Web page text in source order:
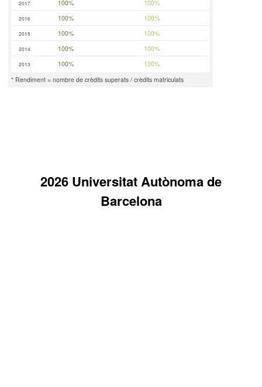
2017 100% 100%
2016 100% 100%
2015 100% 100%
2014 100% 100%
2013 100%
100%
* Rendiment = nombre de crèdits superats / crèdits matriculats
2026 Universitat Autònoma de
Barcelona